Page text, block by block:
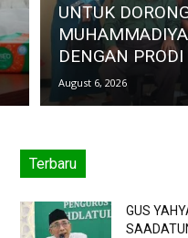
UNTUK
DENGAN
August 6, 2026
Terbaru
GUS